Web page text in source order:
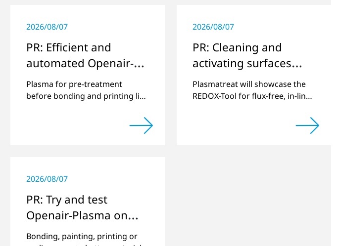
2026/08/07
PR: Efficient and
automated Openair-
Plasma pretreatment
of paperboard
Plasma for pre-treatment
before bonding and printing live
2026/08/07
PR: Cleaning and
activating surfaces
with Openair-Plasma
for high-performance
Plasmatreat will showcase the
REDOX-Tool for flux-free, in-line
2026/08/07
PR: Try and test
Openair-Plasma on
site or online: "Book-a-
Bonding, painting, printing or